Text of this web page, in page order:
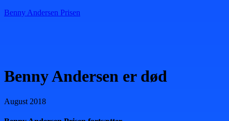
Benny Andersen Prisen
Benny Andersen er død
August 2018